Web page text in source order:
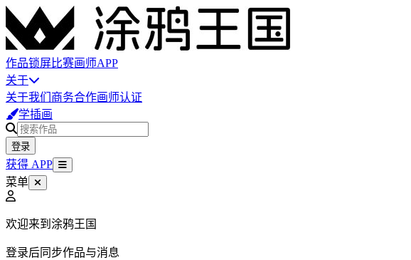
作品锁屏比赛画师APP
关于
关于我们 商务合作画师认证
学插画
登录
获得 APP
菜单
欢迎来到涂鸦王国
登录后同步作品与消息